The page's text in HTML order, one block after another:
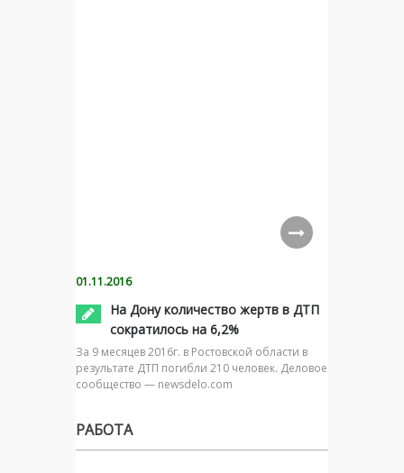
01.11.2016
На Дону количество жертв в ДТП
сократилось на 6,2%
За 9 месяцев 2016г. в Ростовской области в
результате ДТП погибли 210 человек. Деловое
сообщество — newsdelo.com
РАБОТА